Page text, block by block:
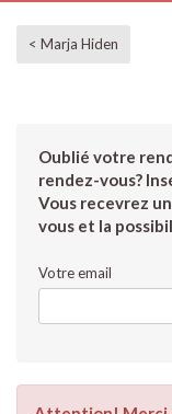
< Marja Hiden
Oublié votre
rendez-vous?
Vous recevrez
vous et la
Votre email